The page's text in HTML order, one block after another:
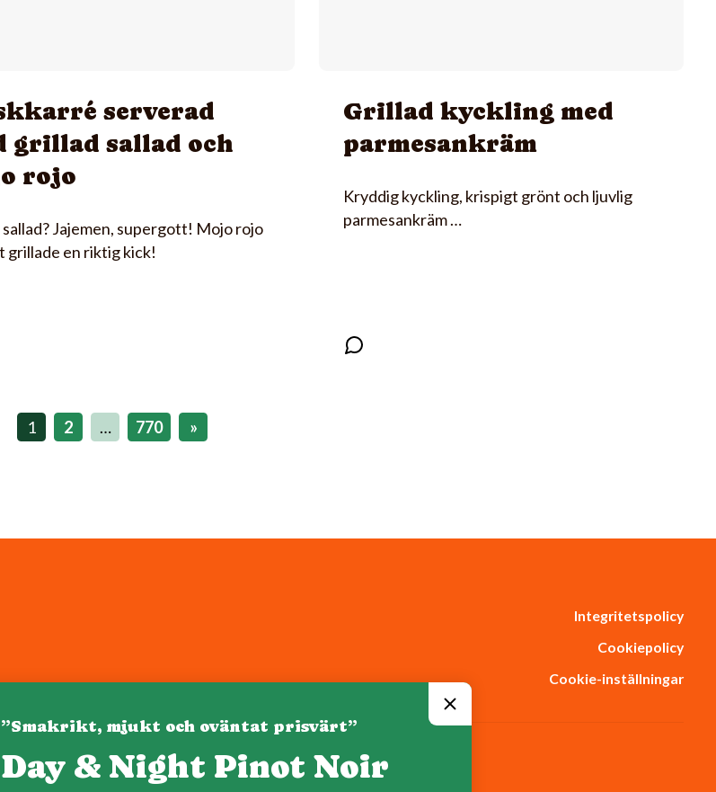
serverad
grillad sallad och
rojo
sallad? Jajemen, supergott! Mojo rojo
grillade en riktig kick!
Grillad kyckling med
parmesankräm
Kryddig kyckling, krispigt grönt och ljuvlig
parmesankräm …
1 2 … 770 »
Integritetspolicy
Cookiepolicy
Cookie-inställningar
webbplats drivs av Vinklubben i Norden AB
© 2026 mytaste.se
”Smakrikt, mjukt och oväntat prisvärt”
Day & Night Pinot Noir